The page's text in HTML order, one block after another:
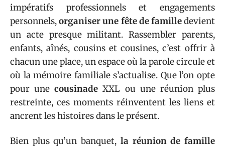
impératifs professionnels et engagements
personnels,organiser une fête de familledevient
un acte presque militant. Rassembler parents,
enfants, aînés, cousins et cousines, c’est offrir à
chacun une place, un espace où la parole circule et
où la mémoire familiale s’actualise. Que l’on opte
pour unecousinade XXL ou une réunion plus
restreinte, ces moments réinventent les liens et
ancrent les histoires dans le présent.
Bien plus qu’un banquet, la réunion de famille